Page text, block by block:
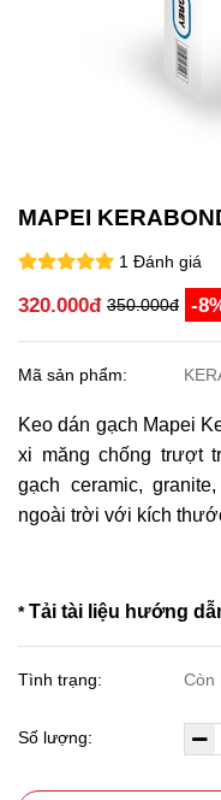
MAPEI
1 Đánh giá
320.000đ 350.000đ -
Mã sản phẩm:
Keo dán gạch Mapei
xi măng chống trượt
gạch ceramic,
ngoài trời với kích
*Tải tài liệu hướng
Tình trạng: Còn
Số lượng: